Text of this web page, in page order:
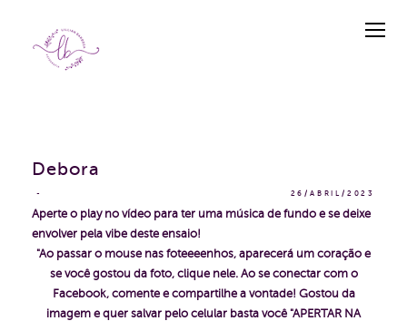
26/ABRIL/2023
Debora
Aperte o play no vídeo para ter uma música de fundo e se deixe
envolver pela vibe deste ensaio!
"Ao passar o mouse nas foteeeenhos, aparecerá um coração e
se você gostou da foto, clique nele. Ao se conectar com o
Facebook, comente e compartilhe a vontade! Gostou da
imagem e quer salvar pelo celular basta você "APERTAR NA